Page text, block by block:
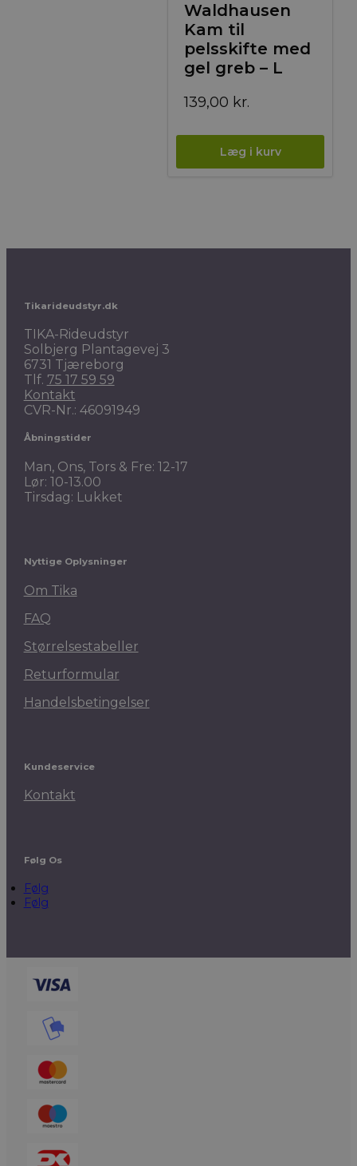
Waldhausen
Kam til
pelsskifte med
gel greb – L
139,00 kr.
Tikarideudstyr.dk
TIKA-Rideudstyr
Solbjerg Plantagevej 3
6731 Tjæreborg
Tlf. 75 17 59 59
Kontakt
CVR-Nr.: 46091949
Åbningstider
Man, Ons, Tors & Fre: 12-17
Lør: 10-13.00
Tirsdag: Lukket
Nyttige Oplysninger
Om Tika
FAQ
Størrelsestabeller
Returformular
Handelsbetingelser
Kundeservice
Kontakt
Følg Os
Følg
Følg